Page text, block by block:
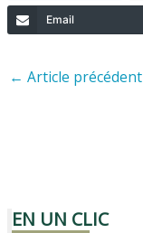
Email
← Article précédent
EN UN CLIC